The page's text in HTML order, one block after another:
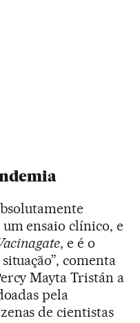
ensaio clínico, e
, e é o
comenta
Mayta Tristán a
pela
de cientistas